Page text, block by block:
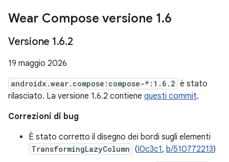
Wear Compose versione 1.6
Versione 1.6.2
19 maggio 2026
androidx.wear.compose:compose-*:1.6.2 è stato
rilasciato. La versione 1.6.2 contiene questi commit.
Correzioni di bug
È stato corretto il disegno dei bordi sugli elementi
TransformingLazyColumn (I0c3c1, b/510772213)